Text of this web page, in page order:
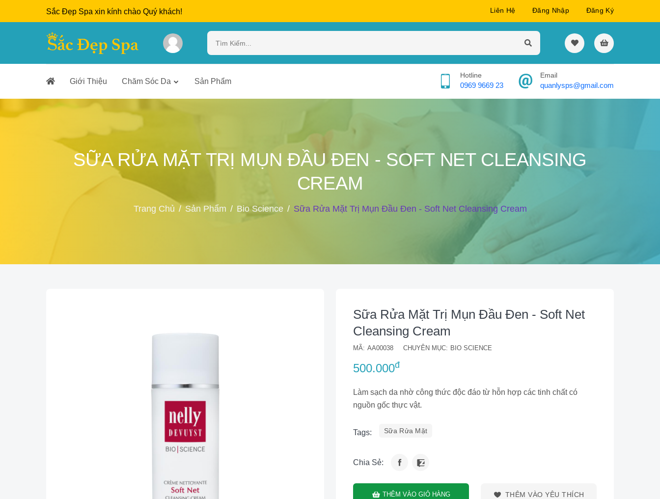
Sắc Đẹp Spa xin kính chào Quý khách! Liên Hệ Đăng Nhập Đăng Ký
Giới Thiệu Chăm Sóc Da Sản Phẩm
Hotline
0969 9669 23
Email
quanlysps@gmail.com
SỮA RỬA MẶT TRỊ MỤN ĐẦU ĐEN - SOFT NET CLEANSING
CREAM
Trang Chủ Sản Phẩm Bio Science Sữa Rửa Mặt Trị Mụn Đầu Đen - Soft Net Cleansing Cream
Sữa Rửa Mặt Trị Mụn Đầu Đen - Soft Net
Cleansing Cream
MÃ: AA00038 CHUYÊN MỤC: BIO SCIENCE
500.000đ
Làm sạch da nhờ công thức độc đáo từ hỗn hợp các tinh chất có
nguồn gốc thực vật.
Tags: Sữa Rửa Mặt
Chia Sẻ:
THÊM VÀO GIỎ HÀNG THÊM VÀO YÊU THÍCH